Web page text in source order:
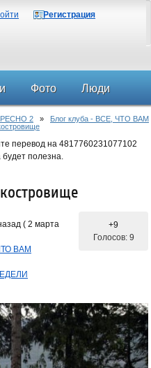
Регистрация
Фото Люди
2 » Блог клуба - ВСЕ, ЧТО ВАМ
перевод на 4817760231077102
полезна.
( 2 марта
ВАМ
+9
Голосов: 9